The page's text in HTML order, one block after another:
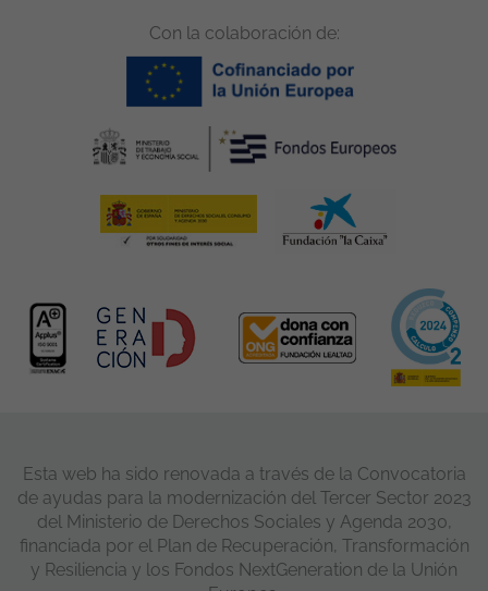
Con la colaboración de:
Esta web ha sido renovada a través de la Convocatoria
de ayudas para la modernización del Tercer Sector 2023
del Ministerio de Derechos Sociales y Agenda 2030,
financiada por el Plan de Recuperación, Transformación
y Resiliencia y los Fondos NextGeneration de la Unión